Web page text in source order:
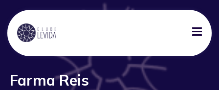
Farma Reis